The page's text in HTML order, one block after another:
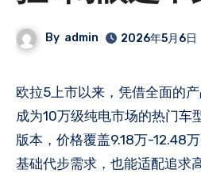
By admin 2026年5月6日
欧拉5上市以来，凭借全面的产品实力与合理的定价，
成为10万级纯电市场的热门车
版本，价格覆盖9.18万-12.48
基础代步需求，也能适配追求